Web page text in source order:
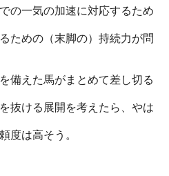
の一気の加速に対応するため
ための（末脚の）持続力が問
備えた馬がまとめて差し切る
抜ける展開を考えたら、やは
度は高そう。